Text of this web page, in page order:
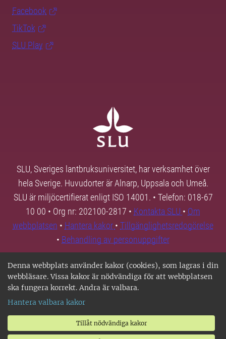
Denna webbplats använder kakor (cookies), som lagras i din
webbläsare. Vissa kakor är nödvändiga för att webbplatsen
ska fungera korrekt. Andra är valbara.
Hantera valbara kakor
Tillåt nödvändiga kakor
Facebook
TikTok
SLU Play
SLU, Sveriges lantbruksuniversitet, har verksamhet över
hela Sverige. Huvudorter är Alnarp, Uppsala och Umeå.
SLU är miljöcertifierat enligt ISO 14001. • Telefon: 018-67
10 00 • Org nr: 202100-2817 • Kontakta SLU • Om
webbplatsen • Hantera kakor • Tillgänglighetsredogörelse
• Behandling av personuppgifter